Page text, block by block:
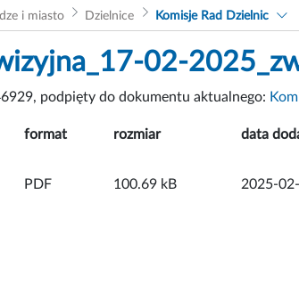
i miasto Dzielnice Komisje Rad Dzielnic
02-
podpięty do dokumentu aktualnego:
format rozmiar data
PDF 100.69 kB 2025-